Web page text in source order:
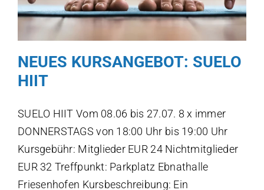
NEUES KURSANGEBOT: SUELO
HIIT
SUELO HIIT Vom 08.06 bis 27.07. 8 x immer
DONNERSTAGS von 18:00 Uhr bis 19:00 Uhr
Kursgebühr: Mitglieder EUR 24 Nichtmitglieder
EUR 32 Treffpunkt: Parkplatz Ebnathalle
Friesenhofen Kursbeschreibung: Ein